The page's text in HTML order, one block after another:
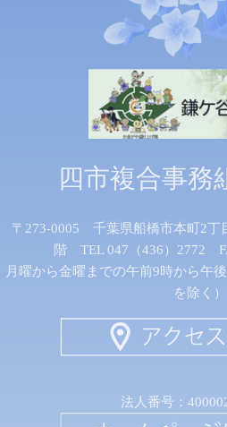
四市複合事務
〒273-0005 千葉県船橋市本町2
階 TEL 047（436）2772
月曜から金曜までの午前9時から午
を除く）
法人番号：